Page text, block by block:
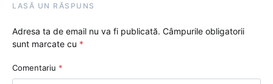
LASĂ UN RĂSPUNS
Adresa ta de email nu va fi publicată. Câmpurile obligatorii
sunt marcate cu *
Comentariu *